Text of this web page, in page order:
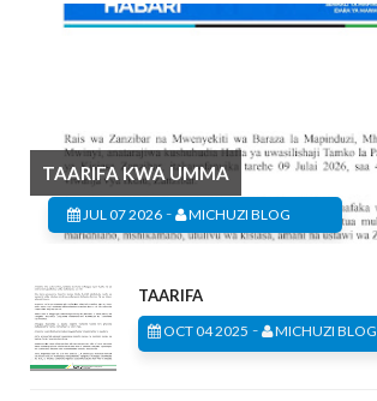
TAARIFA KWA UMMA
JUL 07 2026 - MICHUZI BLOG
TAARIFA
OCT 04 2025 - MICHUZI BLOG